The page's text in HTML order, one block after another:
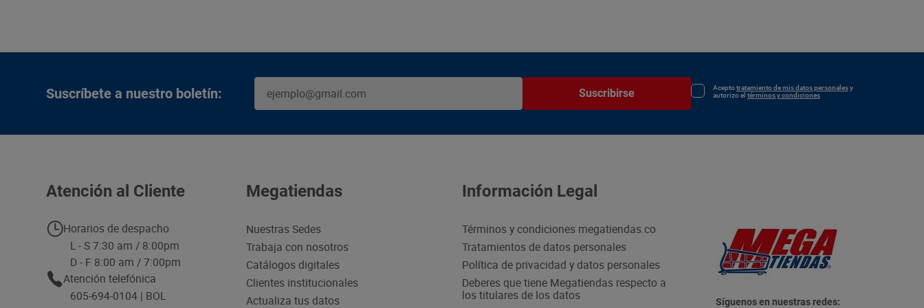
Suscríbete a nuestro boletín: Suscribirse Aceptotratamiento de mis datos personalesy
autorizo el términos y condiciones
Atención al Cliente
Horarios de despacho
L - S 7:30 am / 8:00pm
D - F 8:00 am / 7:00pm
Atención telefónica
605-694-0104 | BOL
Megatiendas
Nuestras Sedes
Trabaja con nosotros
Catálogos digitales
Clientes institucionales
Actualiza tus datos
Información Legal
Términos y condiciones megatiendas.co
Tratamientos de datos personales
Política de privacidad y datos personales
Deberes que tiene Megatiendas respecto a
los titulares de los datos
Síguenos en nuestras redes: